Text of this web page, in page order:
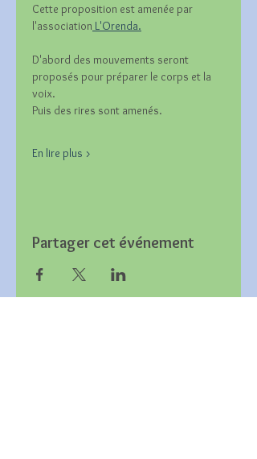
Cette proposition est amenée par
l'association L'Orenda.
D'abord des mouvements seront
proposés pour préparer le corps et la
voix.
Puis des rires sont amenés.
En lire plus >
Partager cet événement